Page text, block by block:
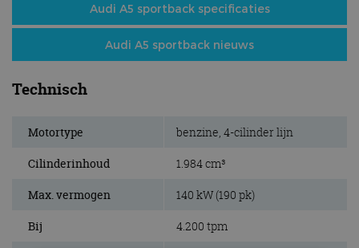
Audi A5 sportback specificaties
Audi A5 sportback nieuws
Technisch
Motortype benzine, 4-cilinder lijn
Cilinderinhoud 1.984 cm³
Max. vermogen 140 kW (190 pk)
Bij 4.200 tpm